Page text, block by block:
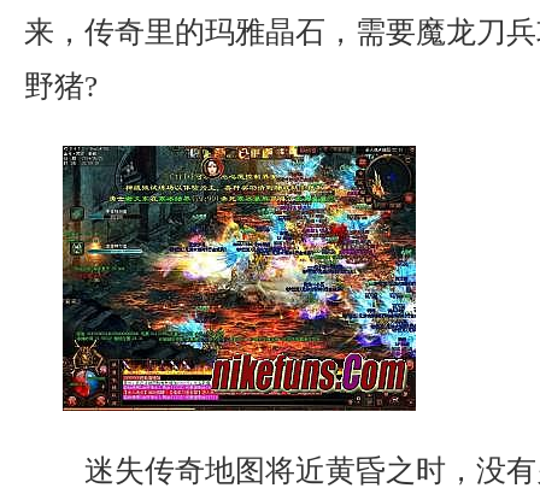
来，传奇里的玛雅晶石，需要魔龙刀
野猪?
迷失传奇地图将近黄昏之时，没